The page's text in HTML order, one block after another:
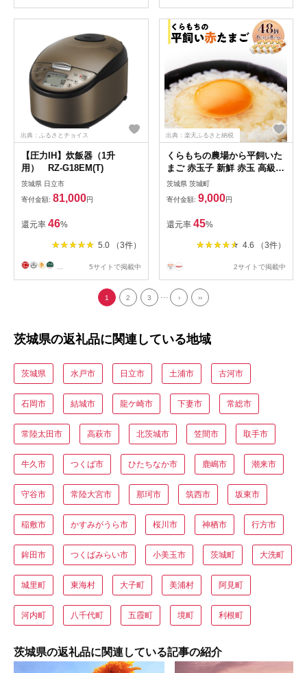
出典：ふるさとチョイス
【圧力IH】炊飯器（1升
用） RZ-G18EM(T)
茨城県 日立市
寄付金額: 81,000円
還元率 46%
5.0 （3件）
5サイトで掲載中
出典：楽天ふるさと納税
くらもちの農場から平飼いた
まご 赤玉子 新鮮 赤玉 高級
平飼い 健康 飼育 国産 鶏 鳥
鶏卵 卵 タマゴ お菓子 朝食
生卵 卵かけごはん TKG ゆで
たまご オムレツ 親子丼 すき
焼き 目玉焼き 356 たまご 48
個 8パック 小分け 新鮮 赤 玉
茨城県 茨城町
寄付金額: 9,000円
還元率 45%
4.6 （3件）
2サイトで掲載中
1 2 3 › ››
茨城県の返礼品に関連している地域
茨城県 水戸市 日立市 土浦市 古河市
石岡市 結城市 龍ケ崎市 下妻市 常総市
常陸太田市 高萩市 北茨城市 笠間市 取手市
牛久市 つくば市 ひたちなか市 鹿嶋市 潮来市
守谷市 常陸大宮市 那珂市 筑西市 坂東市
稲敷市 かすみがうら市 桜川市 神栖市 行方市
鉾田市 つくばみらい市 小美玉市 茨城町 大洗町
城里町 東海村 大子町 美浦村 阿見町
河内町 八千代町 五霞町 境町 利根町
茨城県の返礼品に関連している記事の紹介